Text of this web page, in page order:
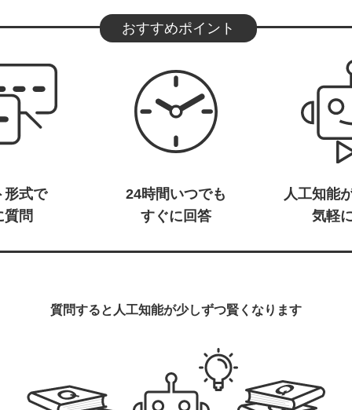
おすすめポイント
形式で
質問
24時間いつでも
すぐに回答
人工知能
気軽
質問すると人工知能が少しずつ賢くなります